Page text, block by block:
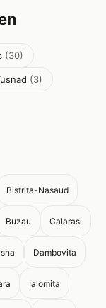
(30)
(3)
Bistrita-Nasaud
Buzau Calarasi
Dambovita
Ialomita